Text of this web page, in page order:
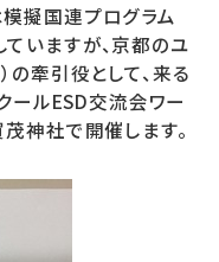
擬国連プログラム
いますが、京都のユ
の牽引役として、来る
ールESD交流会ワー
神社で開催します。